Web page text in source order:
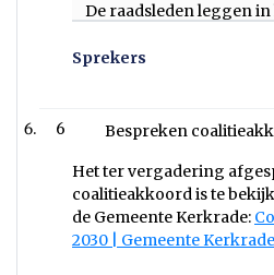
De raadsleden leggen
Sprekers
6 Bespreken
Het ter vergadering
coalitieakkoord is te
de Gemeente Kerkrade:
2030 | Gemeente Kerkrade